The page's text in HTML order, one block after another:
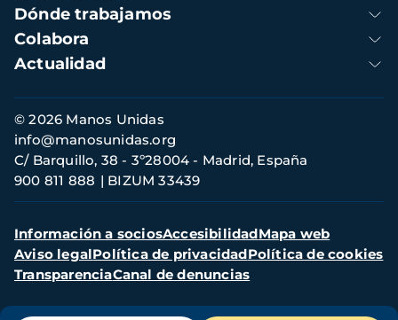
Dónde trabajamos
Colabora
Actualidad
Información
de
contacto
© 2026 Manos Unidas
C/ Barquillo, 38 - 3º28004 - Madrid, España
900 811 888
BIZUM 33439
info@manosunidas.org
Menú
secundario
Información a sociosAccesibilidadMapa web
Aviso legalPolítica de privacidadPolítica de cookies
TransparenciaCanal de denuncias